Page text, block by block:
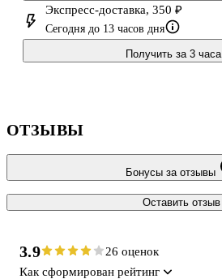
Экспресс-доставка, 350 ₽
Сегодня до 13 часов дня
Получить за 3 часа
ОТЗЫВЫ
Бонусы за отзывы
Оставить отзыв
3.9
26 оценок
Как сформирован рейтинг